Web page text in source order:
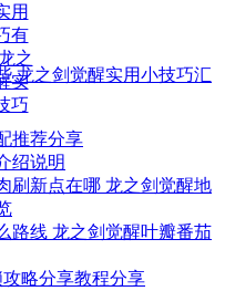
龙之剑觉醒实用小技巧汇
推荐分享
绍说明
刷新点在哪 龙之剑觉醒地
路线 龙之剑觉醒叶瓣番茄
略分享教程分享